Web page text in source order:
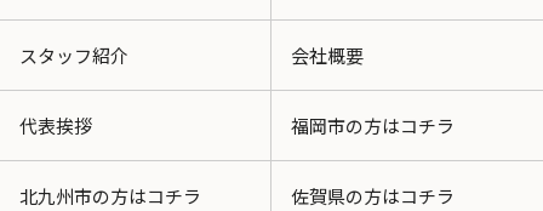
スタッフ紹介 会社概要
代表挨拶 福岡市の方はコチラ
北九州市の方はコチラ 佐賀県の方はコチラ